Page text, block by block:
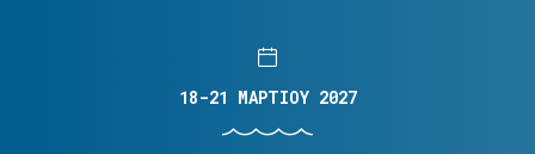
18-21 ΜΑΡΤΙΟΥ 2027